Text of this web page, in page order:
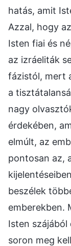
hatás, amit
Azzal, hogy
Isten fiai és
az izráeliták
fázistól, mert
a
nagy
érdekében,
elmúlt, az
pontosan az,
beszélek
emberekben.
Isten
soron meg